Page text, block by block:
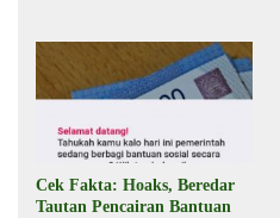
Cek Fakta: Hoaks, Beredar
Tautan Pencairan Bantuan